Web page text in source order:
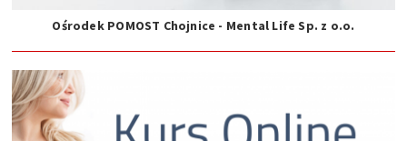
Ośrodek POMOST Chojnice - Mental Life Sp. z o.o.